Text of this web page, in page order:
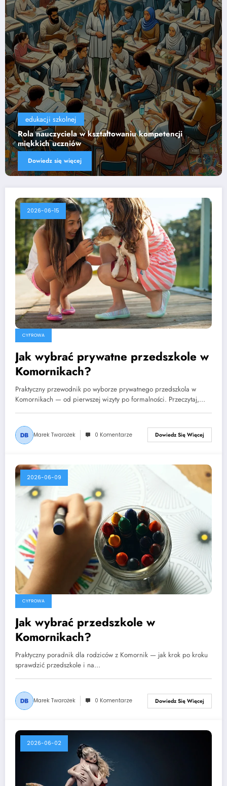
edukacji szkolnej
Wpływ technologii na efektywność nauczania
Dowiedz się więcej
2026-06-15
CYFROWA
Jak wybrać prywatne przedszkole w
Komornikach?
Praktyczny przewodnik po wyborze prywatnego przedszkola w
Komornikach — od pierwszej wizyty po formalności. Przeczytaj,…
Marek Twarożek 0 Komentarze Dowiedz Się Więcej
2026-06-09
CYFROWA
Jak wybrać przedszkole w
Komornikach?
Praktyczny poradnik dla rodziców z Komornik — jak krok po kroku
sprawdzić przedszkole i na…
Marek Twarożek 0 Komentarze Dowiedz Się Więcej
2026-06-02